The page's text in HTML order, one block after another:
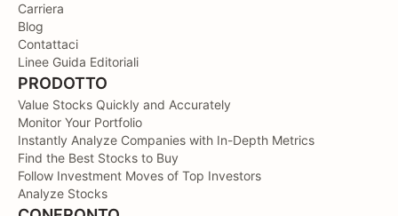
Carriera
Blog
Contattaci
Linee Guida Editoriali
PRODOTTO
Value Stocks Quickly and Accurately
Monitor Your Portfolio
Instantly Analyze Companies with In-Depth Metrics
Find the Best Stocks to Buy
Follow Investment Moves of Top Investors
Analyze Stocks